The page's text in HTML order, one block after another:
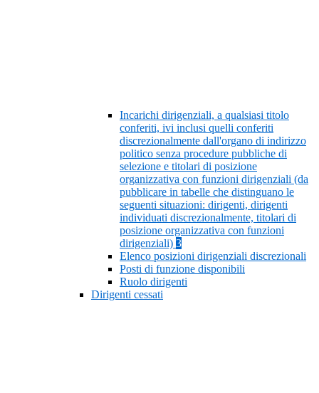
Incarichi dirigenziali, a qualsiasi titolo
conferiti, ivi inclusi quelli conferiti
discrezionalmente dall'organo di indirizzo
politico senza procedure pubbliche di
selezione e titolari di posizione
organizzativa con funzioni dirigenziali (da
pubblicare in tabelle che distinguano le
seguenti situazioni: dirigenti, dirigenti
individuati discrezionalmente, titolari di
posizione organizzativa con funzioni
dirigenziali) 3
Elenco posizioni dirigenziali discrezionali
Posti di funzione disponibili
Ruolo dirigenti
Dirigenti cessati